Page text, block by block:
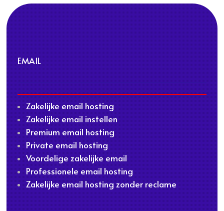
EMAIL
Zakelijke email hosting
Zakelijke email instellen
Premium email hosting
Private email hosting
Voordelige zakelijke email
Professionele email hosting
Zakelijke email hosting zonder reclame